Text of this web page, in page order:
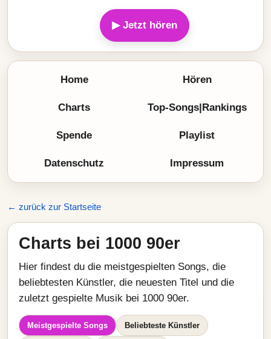
▶ Jetzt hören
Home Hören
Charts Top-Songs|Rankings
Spende Playlist
Datenschutz Impressum
← zurück zur Startseite
Charts bei 1000 90er
Hier findest du die meistgespielten Songs, die
beliebtesten Künstler, die neuesten Titel und die
zuletzt gespielte Musik bei 1000 90er.
Meistgespielte Songs Beliebteste Künstler